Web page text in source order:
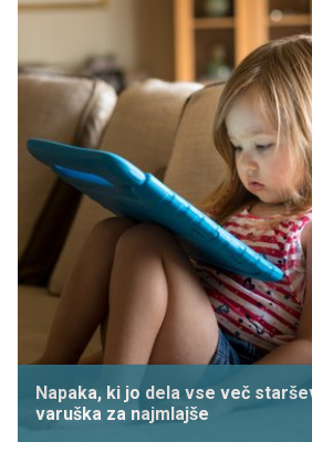
Napaka, ki jo dela vse več
varuška za najmlajše